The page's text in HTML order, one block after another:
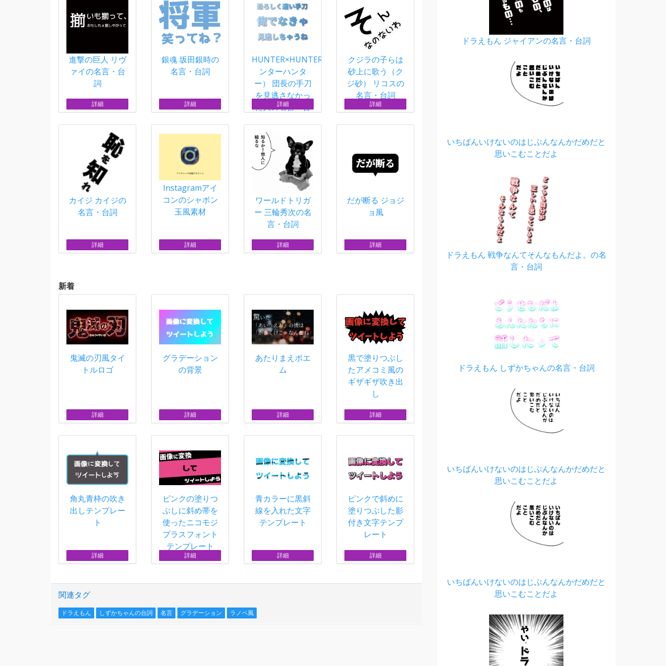
進撃の巨人 リヴ
ァイの名言・台
詞
詳細
銀魂 坂田銀時の
名言・台詞
詳細
HUNTER×HUNTER（ハ
ンターハンタ
ー） 団長の手刀
を見逃さなかっ
た人の名言・台
詳細
クジラの子らは
砂上に歌う（ク
ジ砂） リコスの
名言・台詞
詳細
カイジ カイジの
名言・台詞
詳細
Instagramアイ
コンのシャボン
玉風素材
詳細
ワールドトリガ
ー 三輪秀次の名
言・台詞
詳細
だが断る ジョジ
ョ風
詳細
新着
鬼滅の刃風タイ
トルロゴ
詳細
グラデーション
の背景
詳細
あたりまえポエ
ム
詳細
黒で塗りつぶし
たアメコミ風の
ギザギザ吹き出
し
詳細
角丸青枠の吹き
出しテンプレー
ト
詳細
ピンクの塗りつ
ぶしに斜め帯を
使ったニコモジ
プラスフォント
テンプレート
詳細
青カラーに黒斜
線を入れた文字
テンプレート
詳細
ピンクで斜めに
塗りつぶした影
付き文字テンプ
レート
詳細
関連タグ
ドラえもん しずかちゃんの台詞 名言 グラデーション ラノベ風
ドラえもん ジャイアンの名言・台詞
いちばんいけないのはじぶんなんかだめだと
思いこむことだよ
ドラえもん 戦争なんてそんなもんだよ。の名
言・台詞
ドラえもん しずかちゃんの名言・台詞
いちばんいけないのはじぶんなんかだめだと
思いこむことだよ
いちばんいけないのはじぶんなんかだめだと
思いこむことだよ